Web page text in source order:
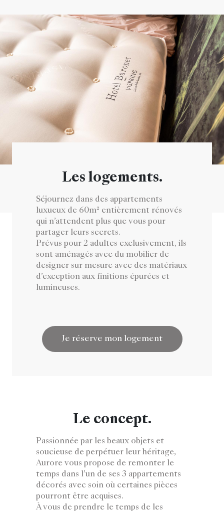
Les logements.
Séjournez dans des appartements
luxueux de 60m² entièrement rénovés
qui n’attendent plus que vous pour
partager leurs secrets.
Prévus pour 2 adultes exclusivement, ils
sont aménagés avec du mobilier de
designer sur mesure avec des matériaux
d’exception aux finitions épurées et
lumineuses.
Je réserve mon logement
Le concept.
Passionnée par les beaux objets et
soucieuse de perpétuer leur héritage,
Aurore vous propose de remonter le
temps dans l’un de ses 3 appartements
décorés avec soin où certaines pièces
pourront être acquises.
À vous de prendre le temps de les